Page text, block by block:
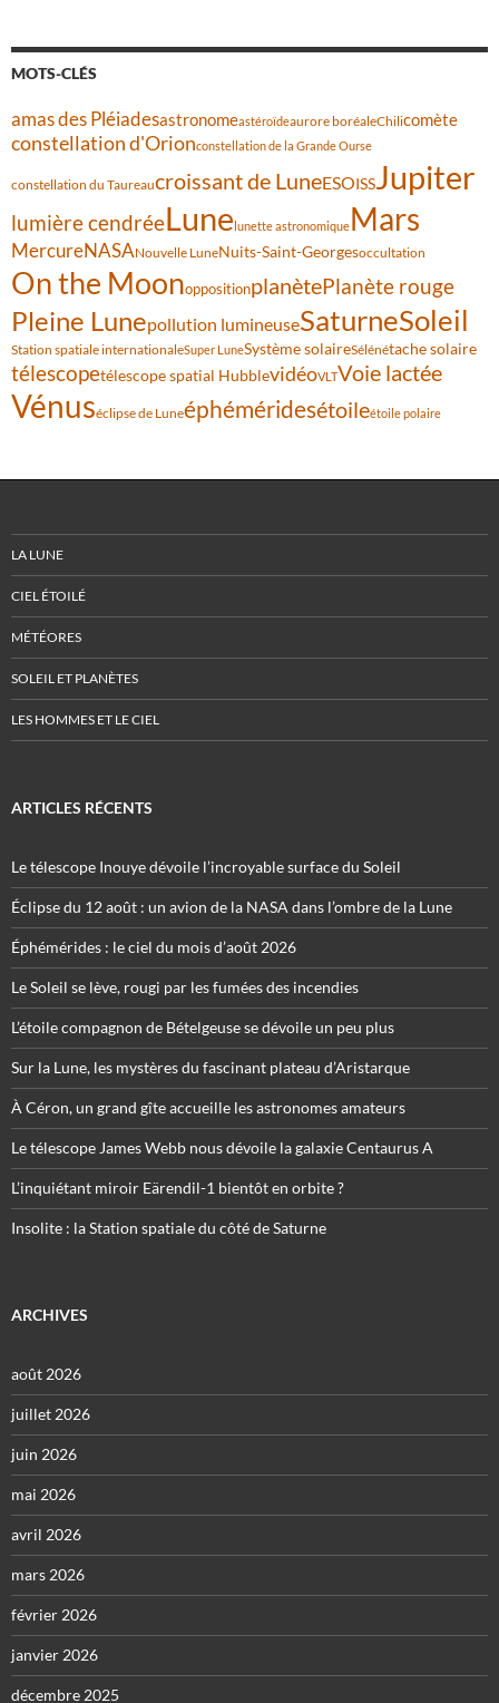
MOTS-CLÉS
amas des Pléiadesastronomeastéroïdeaurore boréaleChilicomète
constellation d'Orionconstellation de la Grande Ourse
constellation du Taureaucroissant de LuneESOISSJupiter
lumière cendréeLune lunette astronomiqueMars
MercureNASANouvelle LuneNuits-Saint-Georgesoccultation
On the MoonoppositionplanètePlanète rouge
Pleine Lunepollution lumineuseSaturneSoleil
Station spatiale internationaleSuper LuneSystème solaireSélénétache solaire
télescopetélescope spatial HubblevidéoVLTVoie lactée
Vénuséclipse de Luneéphéméridesétoileétoile polaire
LA LUNE
CIEL ÉTOILÉ
MÉTÉORES
SOLEIL ET PLANÈTES
LES HOMMES ET LE CIEL
ARTICLES RÉCENTS
Le télescope Inouye dévoile l’incroyable surface du Soleil
Éclipse du 12 août : un avion de la NASA dans l’ombre de la Lune
Éphémérides : le ciel du mois d’août 2026
Le Soleil se lève, rougi par les fumées des incendies
L’étoile compagnon de Bételgeuse se dévoile un peu plus
Sur la Lune, les mystères du fascinant plateau d’Aristarque
À Céron, un grand gîte accueille les astronomes amateurs
Le télescope James Webb nous dévoile la galaxie Centaurus A
L’inquiétant miroir Eärendil-1 bientôt en orbite ?
Insolite : la Station spatiale du côté de Saturne
ARCHIVES
août 2026
juillet 2026
juin 2026
mai 2026
avril 2026
mars 2026
février 2026
janvier 2026
décembre 2025